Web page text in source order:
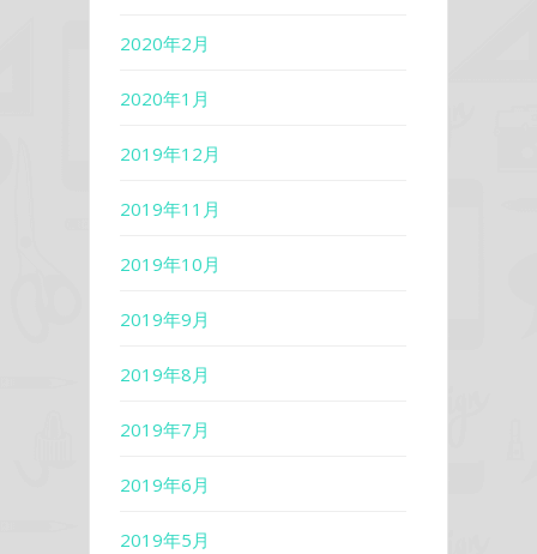
2020年2月
2020年1月
2019年12月
2019年11月
2019年10月
2019年9月
2019年8月
2019年7月
2019年6月
2019年5月